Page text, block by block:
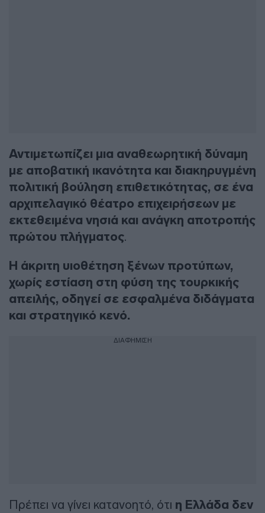
Αντιμετωπίζει μια αναθεωρητική δύναμη
με αποβατική ικανότητα και διακηρυγμένη
πολιτική βούληση επιθετικότητας, σε ένα
αρχιπελαγικό θέατρο επιχειρήσεων με
εκτεθειμένα νησιά και ανάγκη αποτροπής
πρώτου πλήγματος.
Η άκριτη υιοθέτηση ξένων προτύπων,
χωρίς εστίαση στη φύση της τουρκικής
απειλής, οδηγεί σε εσφαλμένα διδάγματα
και στρατηγικό κενό.
ΔΙΑΦΗΜΙΣΗ
Πρέπει να γίνει κατανοητό, ότι η Ελλάδα δεν